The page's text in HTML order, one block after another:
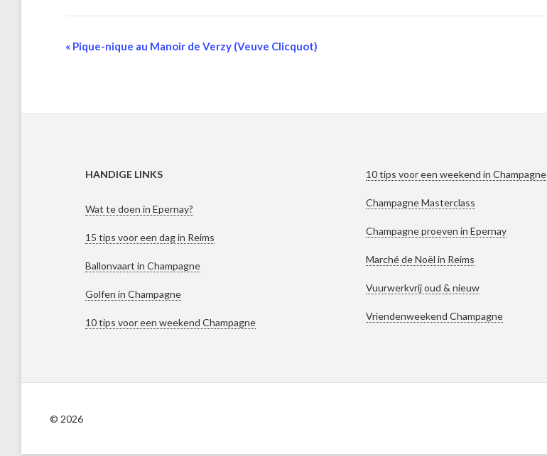
Event
« Pique-nique au Manoir de Verzy (Veuve Clicquot)
HANDIGE LINKS
Wat te doen in Epernay?
15 tips voor een dag in Reims
Ballonvaart in Champagne
Golfen in Champagne
10 tips voor een weekend Champagne
10 tips voor een weekend in Champagne
Champagne Masterclass
Champagne proeven in Epernay
Marché de Noël in Reims
Vuurwerkvrij oud & nieuw
Vriendenweekend Champagne
© 2026